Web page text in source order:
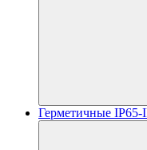
Герметичные